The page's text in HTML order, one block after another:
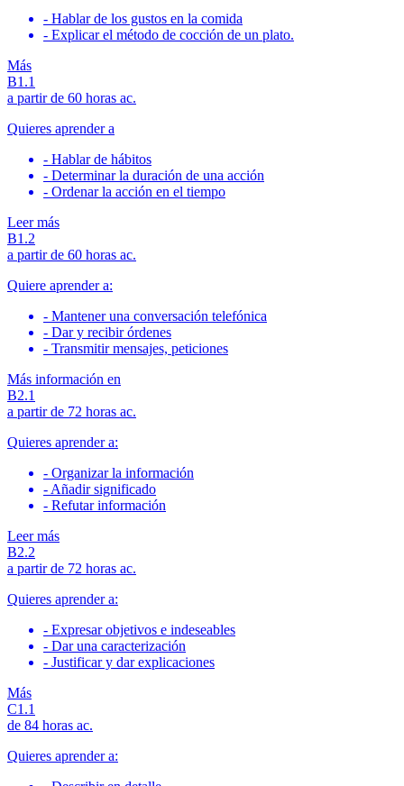
- Hablar de los gustos en la comida
- Explicar el método de cocción de un plato.
Más
B1.1
a partir de 60 horas ac.
Quieres aprender a
- Hablar de hábitos
- Determinar la duración de una acción
- Ordenar la acción en el tiempo
Leer más
B1.2
a partir de 60 horas ac.
Quiere aprender a:
- Mantener una conversación telefónica
- Dar y recibir órdenes
- Transmitir mensajes, peticiones
Más información en
B2.1
a partir de 72 horas ac.
Quieres aprender a:
- Organizar la información
- Añadir significado
- Refutar información
Leer más
В2.2
a partir de 72 horas ac.
Quieres aprender a:
- Expresar objetivos e indeseables
- Dar una caracterización
- Justificar y dar explicaciones
Más
С1.1
de 84 horas ac.
Quieres aprender a: